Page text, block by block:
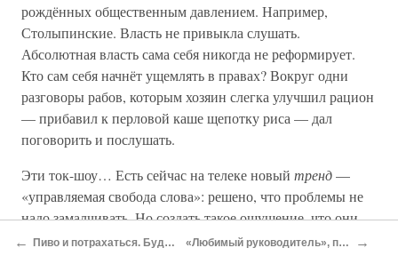
рождённых общественным давлением. Например,
Столыпинские. Власть не привыкла слушать.
Абсолютная власть сама себя никогда не реформирует.
Кто сам себя начнёт ущемлять в правах? Вокруг одни
разговоры рабов, которым хозяин слегка улучшил рацион
— прибавил к перловой каше щепотку риса — дал
поговорить и послушать.
Эти ток-шоу… Есть сейчас на телеке новый тренд—
«управляемая свобода слова»: решено, что проблемы не
надо замалчивать. Но создать такое ощущение, что они
решаются, что если не у тебя, конкретного зрителя, то у
← Пиво и потрахаться. Будни неорабовладельческого общества «Любимый руководитель», продюсер Владимир Долин и попугай Филя →